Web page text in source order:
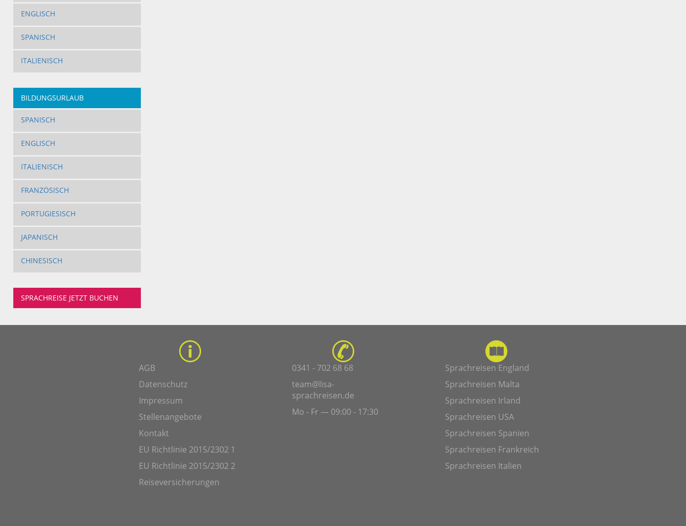
ENGLISCH
SPANISCH
ITALIENISCH
BILDUNGSURLAUB
SPANISCH
ENGLISCH
ITALIENISCH
FRANZÖSISCH
PORTUGIESISCH
JAPANISCH
CHINESISCH
SPRACHREISE JETZT BUCHEN
AGB
Datenschutz
Impressum
Stellenangebote
Kontakt
EU Richtlinie 2015/2302 1
EU Richtlinie 2015/2302 2
Reiseversicherungen
0341 - 702 68 68
team@lisa-
sprachreisen.de
Mo - Fr — 09:00 - 17:30
Sprachreisen England
Sprachreisen Malta
Sprachreisen Irland
Sprachreisen USA
Sprachreisen Spanien
Sprachreisen Frankreich
Sprachreisen Italien